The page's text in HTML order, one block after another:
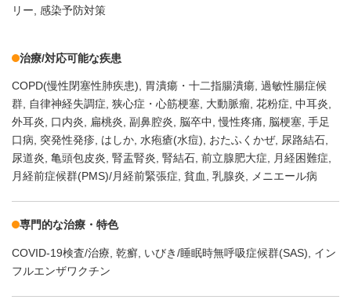
リー 感染予防対策
治療/対応可能な疾患
COPD(慢性閉塞性肺疾患) 胃潰瘍・十二指腸潰瘍 過敏性腸症候
群
自律神経失調症 狭心症・心筋梗塞 大動脈瘤 花粉症 中耳炎
外耳炎
口内炎 扁桃炎 副鼻腔炎 脳卒中 慢性疼痛 脳梗塞 手足
口病
突発性発疹 はしか 水疱瘡(水痘) おたふくかぜ 尿路結石
尿道炎 亀頭包皮炎 腎盂腎炎 腎結石 前立腺肥大症
月経困難症
月経前症候群(PMS)/月経前緊張症 貧血 乳腺炎 メニエール病
専門的な治療・特色
COVID-19検査/治療 乾癬 いびき/睡眠時無呼吸症候群(SAS)
イン
フルエンザワクチン